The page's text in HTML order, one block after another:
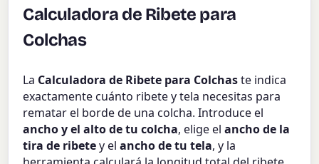
Calculadora de Ribete para
Colchas
La Calculadora de Ribete para Colchaste indica
exactamente cuánto ribete y tela necesitas para
rematar el borde de una colcha. Introduce el
ancho y el alto de tu colcha, elige elancho de la
tira de ribetey elancho de tu tela, y la